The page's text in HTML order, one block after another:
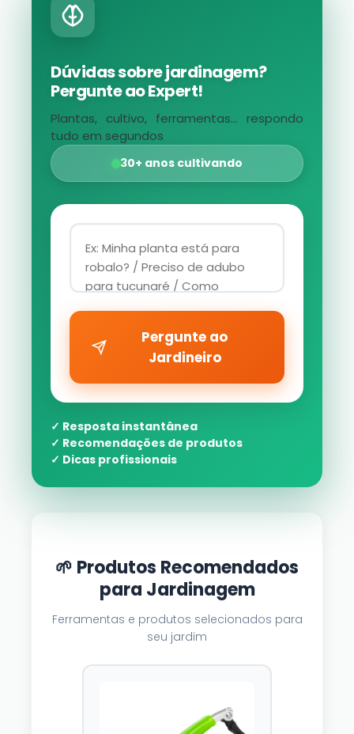
Dúvidas sobre jardinagem?
Pergunte ao Expert!
Plantas, cultivo, ferramentas... respondo
tudo em segundos
30+ anos cultivando
Pergunte ao
Jardineiro
✓ Resposta instantânea
✓ Recomendações de produtos
✓ Dicas profissionais
🌱 Produtos Recomendados
para Jardinagem
Ferramentas e produtos selecionados para
seu jardim